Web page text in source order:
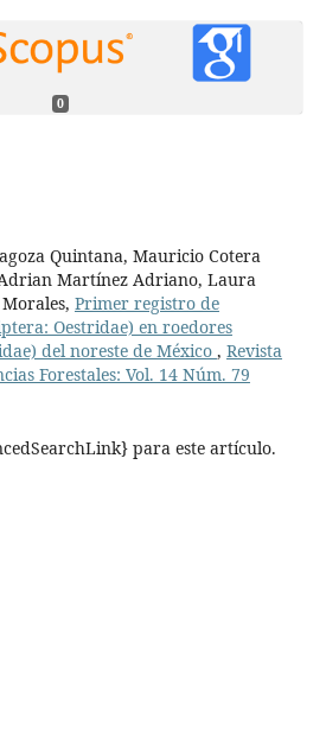
0
Quintana, Mauricio Cotera
Martínez Adriano, Laura
Primer registro de
Oestridae) en roedores
del noreste de México , Revista
Forestales: Vol. 14 Núm. 79
para este artículo.